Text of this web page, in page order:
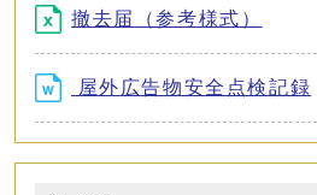
撤去届（参考様式）
屋外広告物安全点検記録